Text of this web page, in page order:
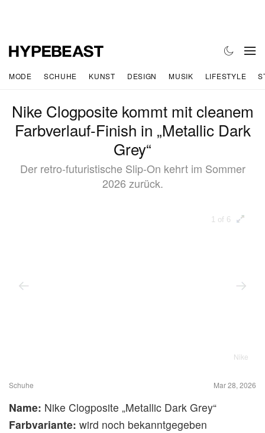
MODE SCHUHE KUNST DESIGN MUSIK LIFESTYLE
Nike Clogposite kommt mit cleanem
Farbverlauf-Finish in „Metallic Dark
Grey“
Der retro-futuristische Slip-On kehrt im Sommer
2026 zurück.
1 of 6
Nike
Schuhe Mar 28, 2026
Name: Nike Clogposite „Metallic Dark Grey“
Farbvariante: wird noch bekanntgegeben